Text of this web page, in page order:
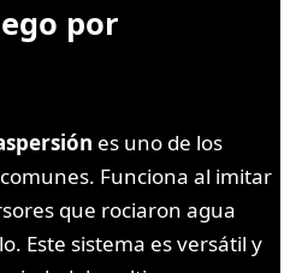
por
es uno de los
Funciona al imitar
que rociaron agua
Este sistema es versátil y